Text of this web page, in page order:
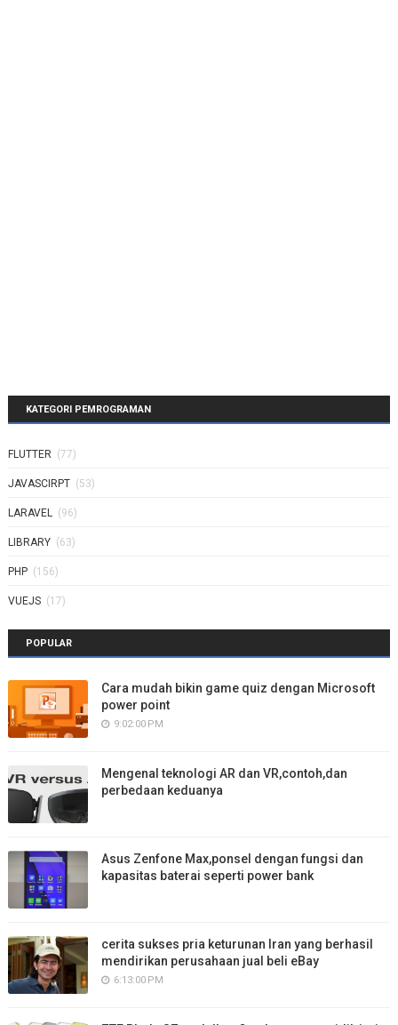
KATEGORI PEMROGRAMAN
FLUTTER (77)
JAVASCIRPT (53)
LARAVEL (96)
LIBRARY (63)
PHP (156)
VUEJS (17)
POPULAR
Cara mudah bikin game quiz dengan Microsoft
power point
9:02:00 PM
Mengenal teknologi AR dan VR,contoh,dan
perbedaan keduanya
Asus Zenfone Max,ponsel dengan fungsi dan
kapasitas baterai seperti power bank
cerita sukses pria keturunan Iran yang berhasil
mendirikan perusahaan jual beli eBay
6:13:00 PM